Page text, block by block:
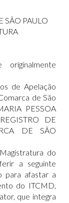
SÃO PAULO
de Apelação
de São
PESSOA
DE
DE SÃO
do
a seguinte
para afastar a
do ITCMD,
que integra